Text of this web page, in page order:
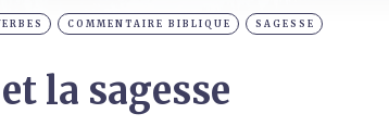
COMMENTAIRE BIBLIQUE SAGESSE
la sagesse